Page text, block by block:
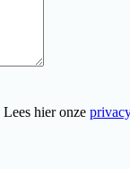
Lees hier onze